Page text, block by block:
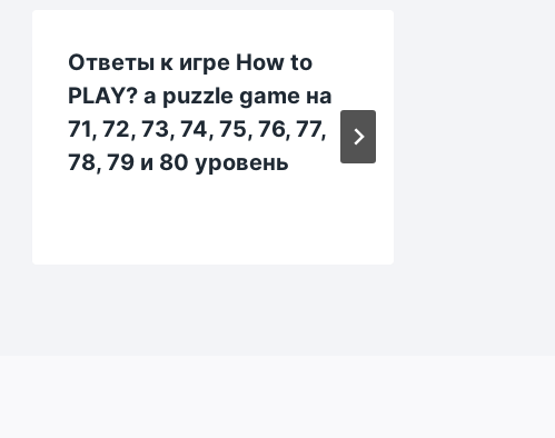
Ответы к игре How to
PLAY? a puzzle game на
71, 72, 73, 74, 75, 76, 77,
78, 79 и 80 уровень